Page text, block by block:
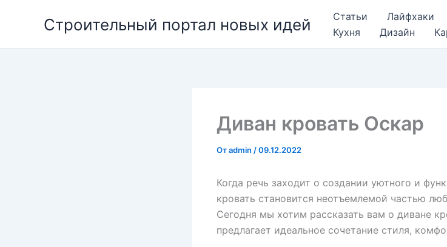
Строительный портал новых идей Статьи Лайфхаки
Кухня
Дизайн
Диван кровать Оскар
Отadmin /09.12.2022
Когда речь заходит о создании уютного и
кровать становится неотъемлемой частью
Сегодня мы хотим рассказать вам о диване
предлагает идеальное сочетание стиля,